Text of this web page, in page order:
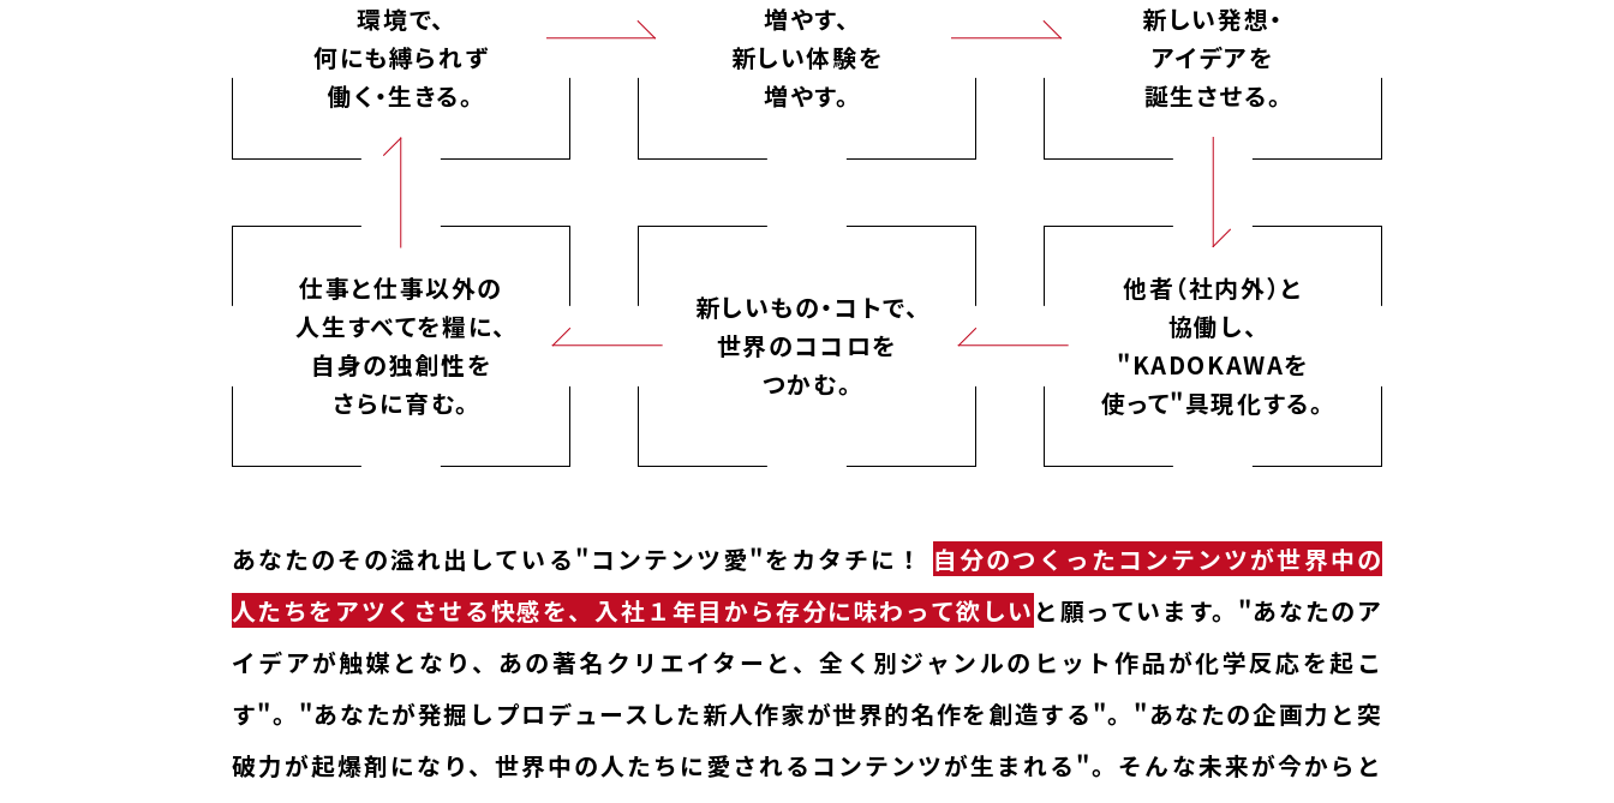
環境で、
何にも縛られず
働く・生きる。
増やす、
新しい体験を
増やす。
新しい発想・
アイデアを
誕生させる。
他者（社内外）と
協働し、
"KADOKAWAを
使って"具現化する。
新しいもの・コトで、
世界のココロを
つかむ。
仕事と仕事以外の
人生すべてを糧に、
自身の独創性を
さらに育む。
あなたのその溢れ出している"コンテンツ愛"をカタチに！ 自分のつくったコンテンツが世界中の
人たちをアツくさせる快感を、入社１年目から存分に味わって欲しい と願っています。"あなたのア
イデアが触媒となり、あの著名クリエイターと、全く別ジャンルのヒット作品が化学反応を起こ
す"。"あなたが発掘しプロデュースした新人作家が世界的名作を創造する"。"あなたの企画力と突
破力が起爆剤になり、世界中の人たちに愛されるコンテンツが生まれる"。そんな未来が今からと